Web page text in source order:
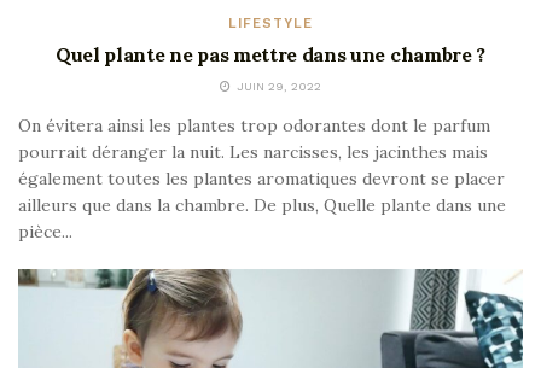
LIFESTYLE
Quel plante ne pas mettre dans une chambre ?
JUIN 29, 2022
On évitera ainsi les plantes trop odorantes dont le parfum
pourrait déranger la nuit. Les narcisses, les jacinthes mais
également toutes les plantes aromatiques devront se placer
ailleurs que dans la chambre. De plus, Quelle plante dans une
pièce...